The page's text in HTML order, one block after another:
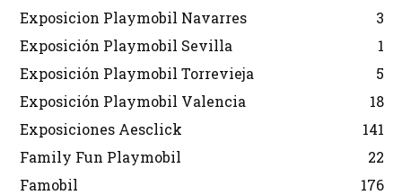
Exposicion Playmobil Navarres
3
Exposición Playmobil Sevilla
1
Exposición Playmobil Torrevieja
5
Exposición Playmobil Valencia
18
Exposiciones Aesclick
141
Family Fun Playmobil
22
Famobil
176